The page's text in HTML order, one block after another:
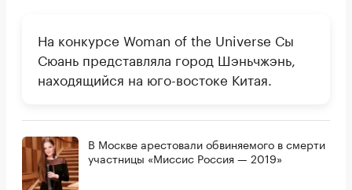
На конкурсе Woman of the Universe Сы
Сюань представляла город Шэньчжэнь,
находящийся на юго-востоке Китая.
В Москве арестовали обвиняемого в смерти
участницы «Миссис Россия — 2019»